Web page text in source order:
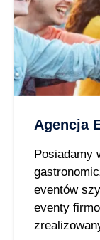
Agencja
Posiadamy
eventów
eventy